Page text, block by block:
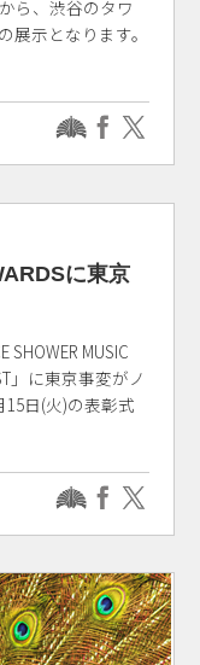
ら、渋谷のタワ
示となります。
に東京
MUSIC
」に東京事変がノ
日(火)の表彰式